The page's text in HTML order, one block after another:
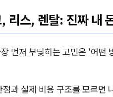
리스, 렌탈: 진짜 내
먼저 부딪히는 고민은 '어떤
점과 실제 비용 구조를 모르면